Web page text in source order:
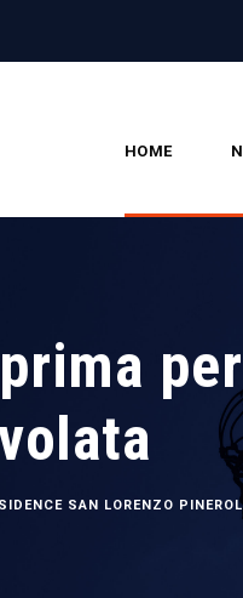
HOME
SAN LORENZO